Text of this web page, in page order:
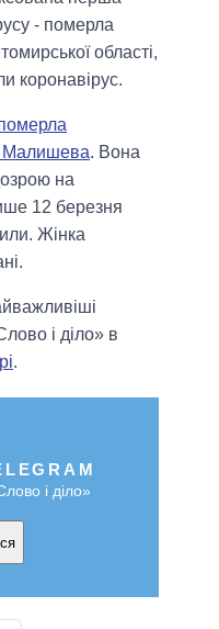
- померла
області,
коронавірус.
Малишева. Вона
на
12 березня
Жінка
і діло» в
.
і діло»